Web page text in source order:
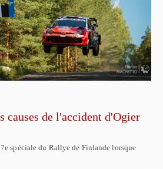
causes de l'accident d'Ogier
spéciale du Rallye de Finlande lorsque